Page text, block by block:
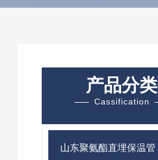
产品分类
Cassification
山东聚氨酯直埋保温管